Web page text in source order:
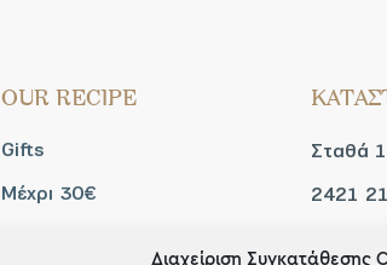
Διαχείριση Συγκατάθεσης
OUR RECIPE
Gifts
Μέχρι 30€
Σταθά
2421